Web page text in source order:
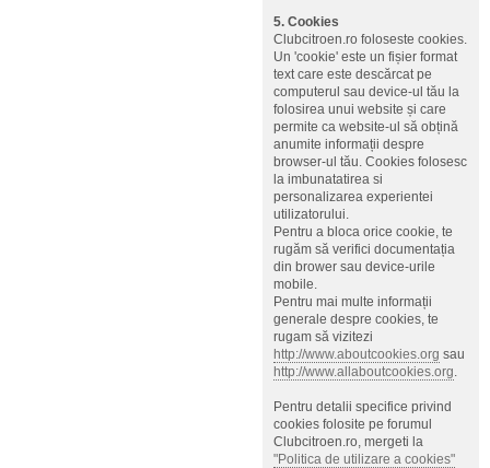
5. Cookies
Clubcitroen.ro foloseste cookies.
Un 'cookie' este un fișier format
text care este descărcat pe
computerul sau device-ul tău la
folosirea unui website și care
permite ca website-ul să obțină
anumite informații despre
browser-ul tău. Cookies folosesc
la imbunatatirea si
personalizarea experientei
utilizatorului.
Pentru a bloca orice cookie, te
rugăm să verifici documentația
din brower sau device-urile
mobile.
Pentru mai multe informații
generale despre cookies, te
rugam să vizitezi
http://www.aboutcookies.org sau
http://www.allaboutcookies.org.
Pentru detalii specifice privind
cookies folosite pe forumul
Clubcitroen.ro, mergeti la
"Politica de utilizare a cookies"